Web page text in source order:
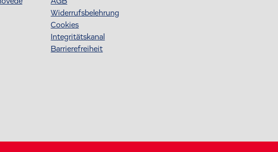
Widerrufsbelehrung
Cookies
Integritätskanal
Barrierefreiheit